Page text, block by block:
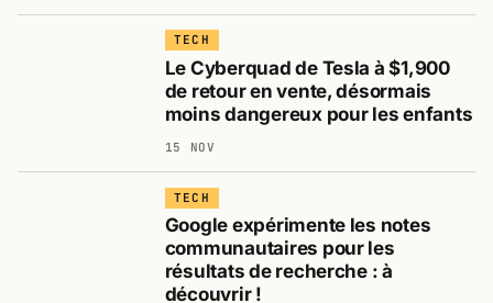
TECH
Le Cyberquad de Tesla à $1,900
de retour en vente, désormais
moins dangereux pour les enfants
15 NOV
TECH
Google expérimente les notes
communautaires pour les
résultats de recherche : à
découvrir !